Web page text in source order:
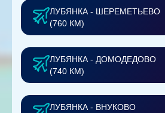
ЛУБЯНКА - ШЕРЕМЕТЬЕВО
(760 КМ)
ЛУБЯНКА - ДОМОДЕДОВО
(740 КМ)
ЛУБЯНКА - ВНУКОВО